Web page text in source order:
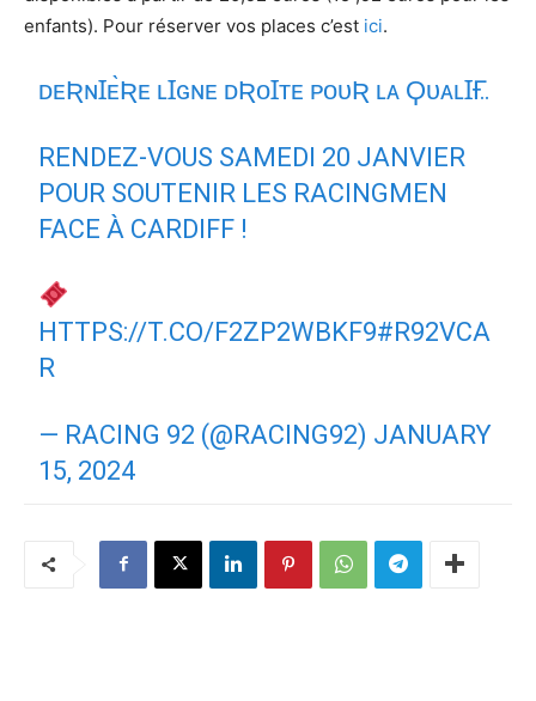
enfants). Pour réserver vos places c’est ici.
ᴅᴇƦɴꞮᴇ̀Ʀᴇ ʟꞮɢɴᴇ ᴅƦᴏꞮᴛᴇ ᴘᴏᴜƦ ʟᴀ ϘᴜᴀʟꞮҒ…
RENDEZ-VOUS SAMEDI 20 JANVIER
POUR SOUTENIR LES RACINGMEN
FACE À CARDIFF !
HTTPS://T.CO/F2ZP2WBKF9#R92VCA
R
— RACING 92 (@RACING92) JANUARY
15, 2024